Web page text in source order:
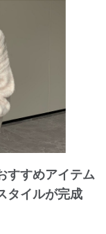
すすめアイテム
タイルが完成